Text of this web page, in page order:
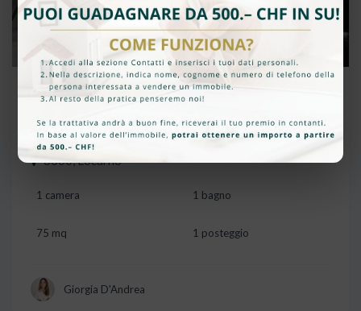
CHF 530'000
MODERNO APPARTAMENTO 2,5
6600, Locarno
1 camera 1 bagno
75 mq 1 posteggio
Giorgia D'Andrea